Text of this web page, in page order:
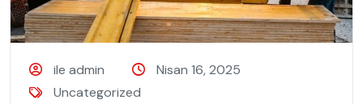
ile admin
Nisan 16, 2025
Uncategorized